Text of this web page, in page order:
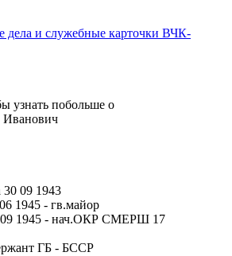
дела и служебные карточки ВЧК-
узнать побольше о
Иванович
30 09 1943
- гв.майор
- нач.ОКР СМЕРШ 17
ГБ - БССР